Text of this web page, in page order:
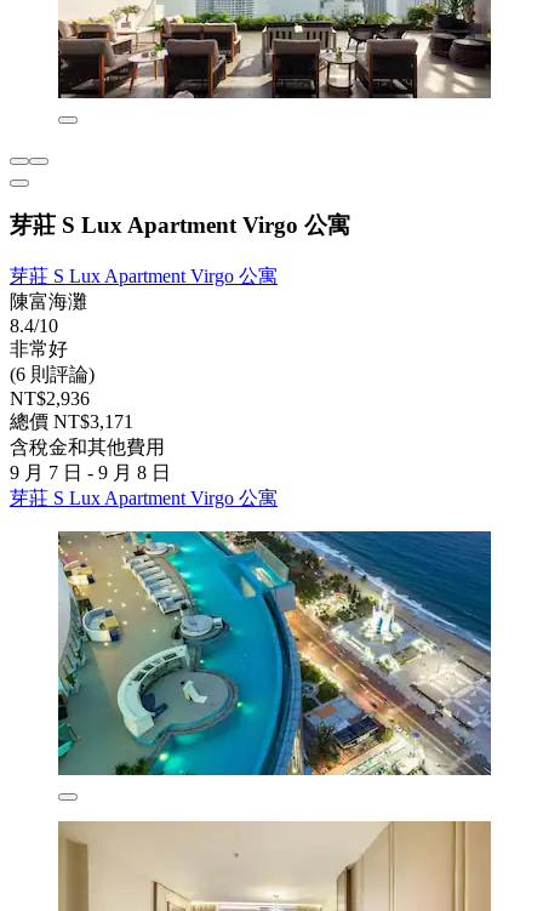
芽莊 S Lux Apartment Virgo 公寓
芽莊 S Lux Apartment Virgo 公寓
陳富海灘
8.4/10
非常好
(6 則評論)
NT$2,936
總價 NT$3,171
含稅金和其他費用
9 月 7 日 - 9 月 8 日
芽莊 S Lux Apartment Virgo 公寓